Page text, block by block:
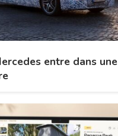
entre dans une